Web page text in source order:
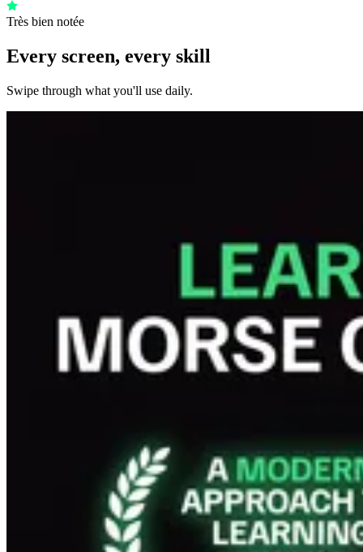
Très bien notée
Every screen, every skill
Swipe through what you'll use daily.